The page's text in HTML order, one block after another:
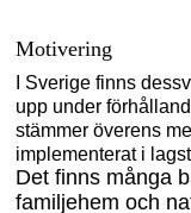
Motivering
I Sverige finns
upp under
stämmer överens
implementerat i
Det finns många
familjehem och